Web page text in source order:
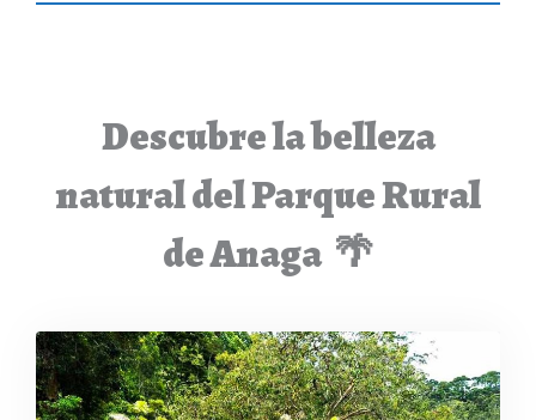
Descubre la belleza
natural del Parque Rural
de Anaga 🌴